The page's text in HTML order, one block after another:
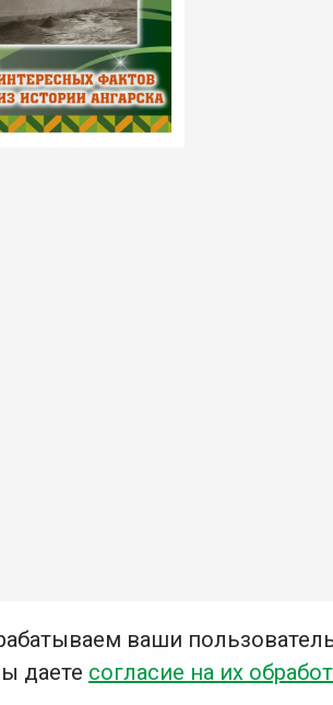
ваши
даете согласие на их